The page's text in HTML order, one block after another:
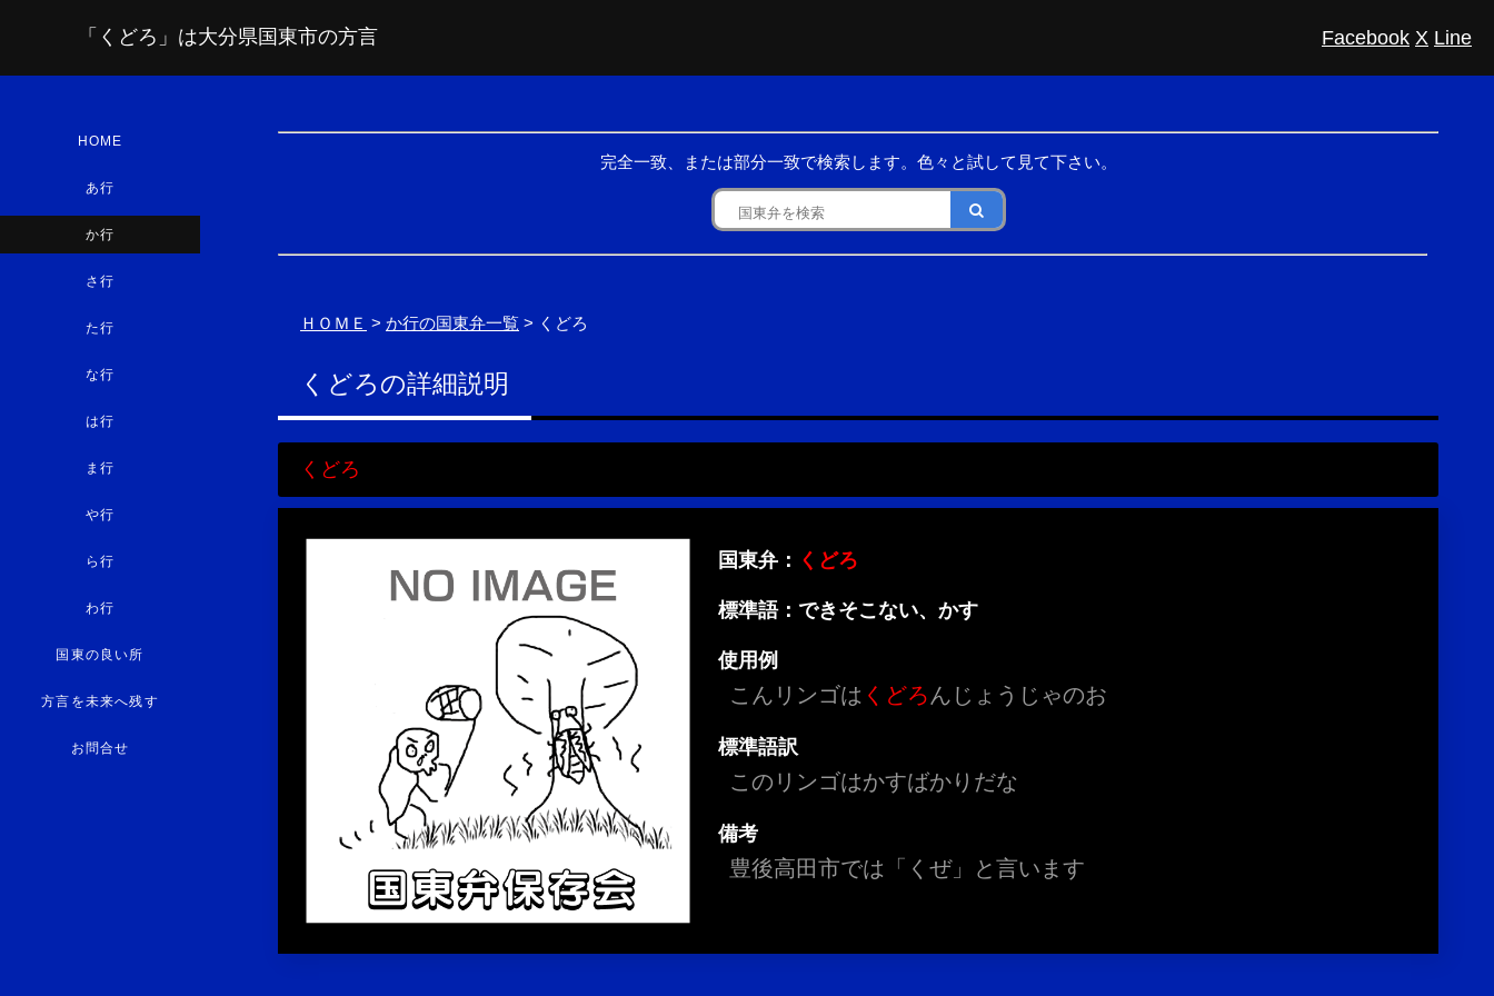
「くどろ」は大分県国東市の方言 Facebook X Line
完全一致、または部分一致で検索します。色々と試して見て下さい。
ＨＯＭＥ > か行の国東弁一覧 > くどろ
くどろの詳細説明
くどろ
国東弁： くどろ
標準語：できそこない、かす
使用例
こんリンゴは くどろんじょうじゃのお
標準語訳
このリンゴはかすばかりだな
備考
豊後高田市では「くぜ」と言います
HOME
あ行
か行
さ行
た行
な行
は行
ま行
や行
ら行
わ行
国東の良い所
方言を未来へ残す
お問合せ